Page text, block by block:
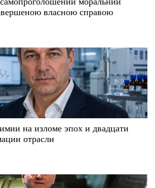
власною справою
на изломе эпох и двадцати
отрасли